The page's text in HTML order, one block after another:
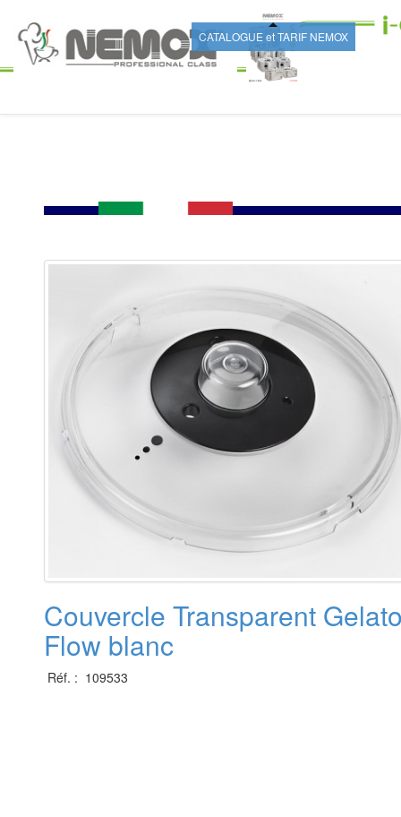
CATALOGUE et TARIF NEMOX
Couvercle Transparent
Flow blanc
Réf. : 109533